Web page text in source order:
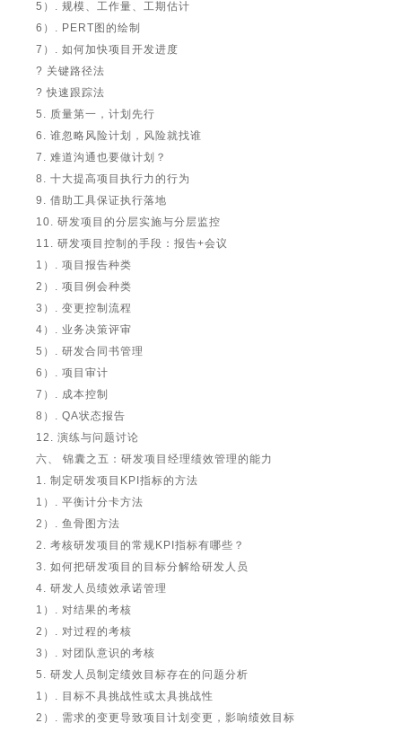
5）. 规模、工作量、工期估计
6）. PERT图的绘制
7）. 如何加快项目开发进度
? 关键路径法
? 快速跟踪法
5. 质量第一，计划先行
6. 谁忽略风险计划，风险就找谁
7. 难道沟通也要做计划？
8. 十大提高项目执行力的行为
9. 借助工具保证执行落地
10. 研发项目的分层实施与分层监控
11. 研发项目控制的手段：报告+会议
1）. 项目报告种类
2）. 项目例会种类
3）. 变更控制流程
4）. 业务决策评审
5）. 研发合同书管理
6）. 项目审计
7）. 成本控制
8）. QA状态报告
12. 演练与问题讨论
六、 锦囊之五：研发项目经理绩效管理的能力
1. 制定研发项目KPI指标的方法
1）. 平衡计分卡方法
2）. 鱼骨图方法
2. 考核研发项目的常规KPI指标有哪些？
3. 如何把研发项目的目标分解给研发人员
4. 研发人员绩效承诺管理
1）. 对结果的考核
2）. 对过程的考核
3）. 对团队意识的考核
5. 研发人员制定绩效目标存在的问题分析
1）. 目标不具挑战性或太具挑战性
2）. 需求的变更导致项目计划变更，影响绩效目标